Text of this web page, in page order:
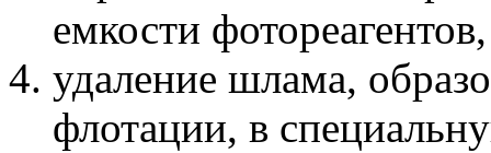
емкости
удаление шлама,
флотации, в